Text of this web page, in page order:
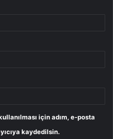
için adım, e-posta
kaydedilsin.